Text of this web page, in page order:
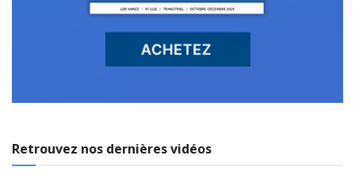
Retrouvez nos dernières vidéos